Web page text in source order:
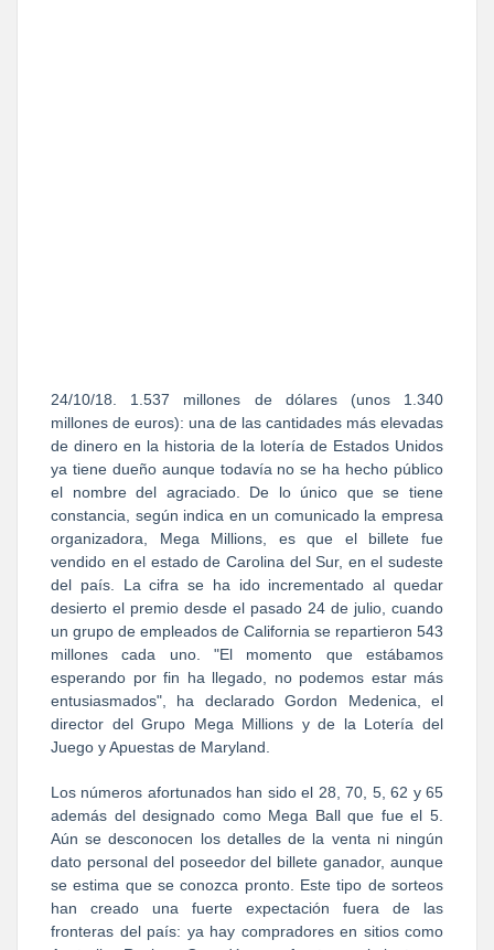
24/10/18. 1.537 millones de dólares (unos 1.340
millones de euros): una de las cantidades más elevadas
de dinero en la historia de la lotería de Estados Unidos
ya tiene dueño aunque todavía no se ha hecho público
el nombre del agraciado. De lo único que se tiene
constancia, según indica en un comunicado la empresa
organizadora, Mega Millions, es que el billete fue
vendido en el estado de Carolina del Sur, en el sudeste
del país. La cifra se ha ido incrementado al quedar
desierto el premio desde el pasado 24 de julio, cuando
un grupo de empleados de California se repartieron 543
millones cada uno. "El momento que estábamos
esperando por fin ha llegado, no podemos estar más
entusiasmados", ha declarado Gordon Medenica, el
director del Grupo Mega Millions y de la Lotería del
Juego y Apuestas de Maryland.
Los números afortunados han sido el 28, 70, 5, 62 y 65
además del designado como Mega Ball que fue el 5.
Aún se desconocen los detalles de la venta ni ningún
dato personal del poseedor del billete ganador, aunque
se estima que se conozca pronto. Este tipo de sorteos
han creado una fuerte expectación fuera de las
fronteras del país: ya hay compradores en sitios como